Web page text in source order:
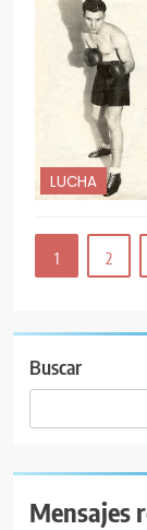
LUCHA
1 2
Buscar
Mensajes